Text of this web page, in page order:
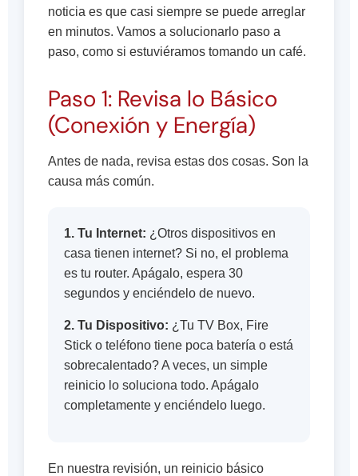
noticia es que casi siempre se puede arreglar
en minutos. Vamos a solucionarlo paso a
paso, como si estuviéramos tomando un café.
Paso 1: Revisa lo Básico
(Conexión y Energía)
Antes de nada, revisa estas dos cosas. Son la
causa más común.
1. Tu Internet: ¿Otros dispositivos en
casa tienen internet? Si no, el problema
es tu router. Apágalo, espera 30
segundos y enciéndelo de nuevo.
2. Tu Dispositivo: ¿Tu TV Box, Fire
Stick o teléfono tiene poca batería o está
sobrecalentado? A veces, un simple
reinicio lo soluciona todo. Apágalo
completamente y enciéndelo luego.
En nuestra revisión, un reinicio básico